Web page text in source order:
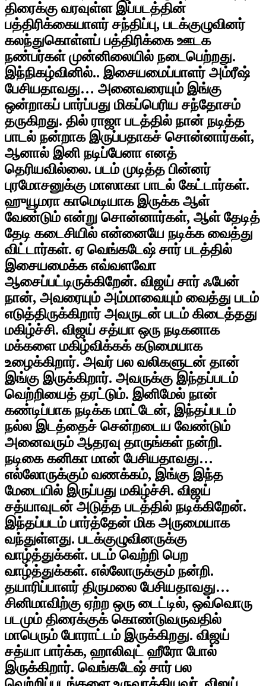
திரைக்கு வரவுள்ள இப்படத்தின்
பத்திரிக்கையாளர் சந்திப்பு, படக்குழுவினர்
கலந்துகொள்ளப் பத்திரிக்கை ஊடக
நண்பர்கள் முன்னிலையில் நடைபெற்றது.
இந்நிகழ்வினில்.. இசையமைப்பாளர் அம்ரீஷ்
பேசியதாவது… அனைவரையும் இங்கு
ஒன்றாகப் பார்ப்பது மிகப்பெரிய சந்தோசம்
தருகிறது. தில் ராஜா படத்தில் நான் நடித்த
பாடல் நன்றாக இருப்பதாகச் சொன்னார்கள்,
ஆனால் இனி நடிப்பேனா எனத்
தெரியவில்லை. படம் முடித்த பின்னர்
புரமோசனுக்கு மாஸாகா பாடல் கேட்டார்கள்.
ஹுயூமரா காமெடியாக இருக்க ஆள்
வேண்டும் என்று சொன்னார்கள், ஆள் தேடித்
தேடி கடைசியில் என்னையே நடிக்க வைத்து
விட்டார்கள். ஏ வெங்கடேஷ் சார் படத்தில்
இசையமைக்க எவ்வளவோ
ஆசைப்பட்டிருக்கிறேன். விஜய் சார் ஃபேன்
நான், அவரையும் அம்மாவையும் வைத்து படம்
எடுத்திருக்கிறார் அவருடன் படம் கிடைத்தது
மகிழ்ச்சி. விஜய் சத்யா ஒரு நடிகனாக
மக்களை மகிழ்விக்கக் கடுமையாக
உழைக்கிறார். அவர் பல வலிகளுடன் தான்
இங்கு இருக்கிறார். அவருக்கு இந்தப்படம்
வெற்றியைத் தரட்டும். இனிமேல் நான்
கண்டிப்பாக நடிக்க மாட்டேன், இந்தப்படம்
நல்ல இடத்தைச் சென்றடைய வேண்டும்
அனைவரும் ஆதரவு தாருங்கள் நன்றி.
நடிகை கனிகா மான் பேசியதாவது…
எல்லோருக்கும் வணக்கம், இங்கு இந்த
மேடையில் இருப்பது மகிழ்ச்சி. விஜய்
சத்யாவுடன் அடுத்த படத்தில் நடிக்கிறேன்.
இந்தப்படம் பார்த்தேன் மிக அருமையாக
வந்துள்ளது. படக்குழுவினருக்கு
வாழ்த்துக்கள். படம் வெற்றி பெற
வாழ்த்துக்கள். எல்லோருக்கும் நன்றி.
தயாரிப்பாளர் திருமலை பேசியதாவது…
சினிமாவிற்கு ஏற்ற ஒரு டைட்டில், ஒவ்வொரு
படமும் திரைக்குக் கொண்டுவருவதில்
மாபெரும் போராட்டம் இருக்கிறது. விஜய்
சத்யா பார்க்க, ஹாலிவுட் ஹீரோ போல்
இருக்கிறார். வெங்கடேஷ் சார் பல